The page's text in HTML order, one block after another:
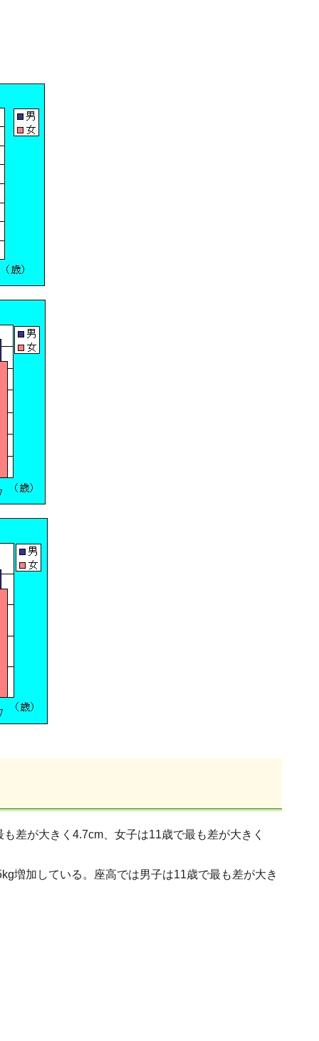
差が大きく4.7cm、女子は11歳で最も差が大きく
増加している。座高では男子は11歳で最も差が大き